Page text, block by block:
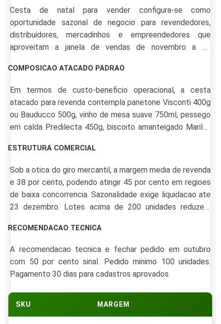
Cesta de natal para vender configura-se como
oportunidade sazonal de negocio para revendedores,
distribuidores, mercadinhos e empreendedores que
aproveitam a janela de vendas de novembro a 23
modelo B2B2C exige fornecedor industrial com NFe
regular, lastro permanente, tabela de revendedor
segmentada por volume e logistica via CT-e.
COMPOSICAO ATACADO PADRAO
Em termos de custo-beneficio operacional, a cesta
atacado para revenda contempla panetone Visconti 400g
ou Bauducco 500g, vinho de mesa suave 750ml, pessego
em calda Predilecta 450g, biscoito amanteigado Marilan
500ml e farofa Yoki 250g. Embalagem termoencolhivel
ESTRUTURA COMERCIAL
Sob a otica do giro mercantil, a margem media de revenda
e 38 por cento, podendo atingir 45 por cento em regioes
de baixa concorrencia. Sazonalidade exige liquidacao ate
23 dezembro. Lotes acima de 200 unidades reduzem
padrao, premium) atendem faixas distintas de poder
RECOMENDACAO TECNICA
A recomendacao tecnica e fechar pedido em outubro
com 50 por cento sinal. Pedido minimo 100 unidades.
Pagamento 30 dias para cadastros aprovados.
SKU MARGEM